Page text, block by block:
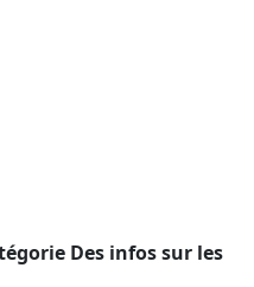
Des infos sur les